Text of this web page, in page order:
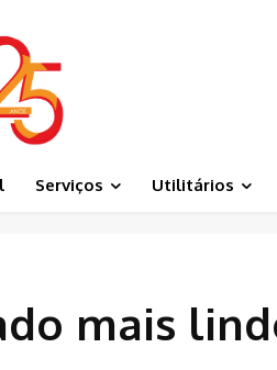
Serviços Utilitários
mais